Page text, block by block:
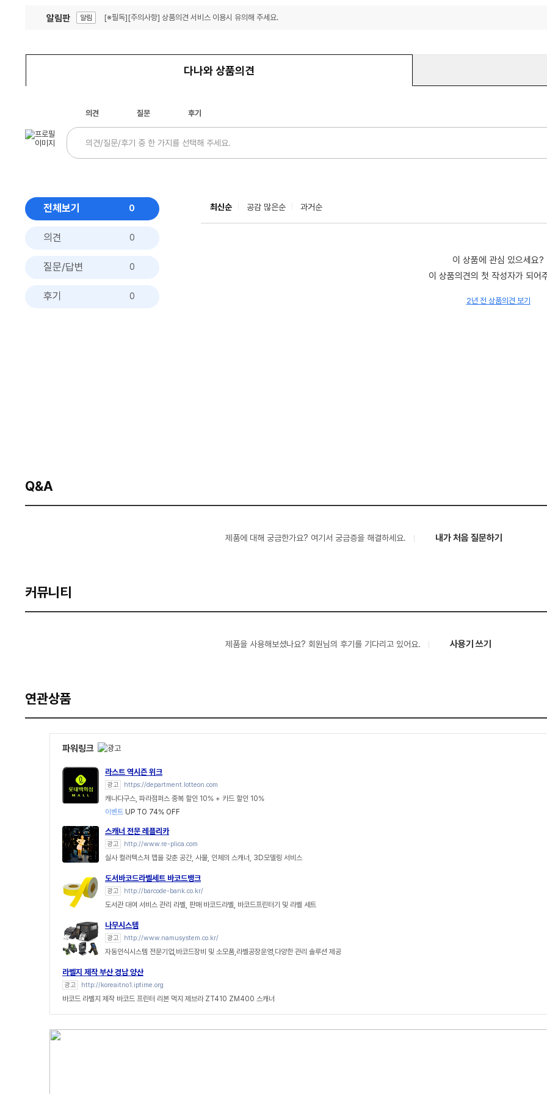
알림판 알림 [※필독][주의사항] 상품의견 서비스 이용시 유의해 주세요.
다나와 상품의견
의견 질문 후기
전체보기 0
의견 0
질문/답변 0
후기 0
최신순 공감 많은순 과거순
이 상품에 관심 있으세요?
이 상품의견의 첫 작성자가 되어
2년 전 상품의견 보기
Q&A
제품에 대해 궁금한가요? 여기서 궁금증을 해결하세요. 내가 처음 질문하기
커뮤니티
제품을 사용해보셨나요? 회원님의 후기를 기다리고 있어요. 사용기 쓰기
연관상품
파워링크
라스트 역시즌 위크
광고 https://department.lotteon.com
캐나다구스, 파라점퍼스 중복 할인 10% + 카드 할인 10%
이벤트 UP TO 74% OFF
스캐너 전문 레플리카
광고 http://www.re-plica.com
실사 컬러텍스처 맵을 갖춘 공간, 사물, 인체의 스캐너, 3D모델링 서비스
도서바코드라벨세트 바코드뱅크
광고 http://barcode-bank.co.kr/
도서관 대여 서비스 관리 라벨, 판매 바코드라벨, 바코드프린터기 및 라벨 세트
나무시스템
광고 http://www.namusystem.co.kr/
자동인식시스템 전문기업,바코드장비 및 소모품,라벨공장운영,다양한 관리 솔루션 제공
라벨지 제작 부산 경남 양산
광고 http://koreaitno1.iptime.org
바코드 라벨지 제작 바코드 프린터 리본 먹지 제브라 ZT410 ZM400 스캐너